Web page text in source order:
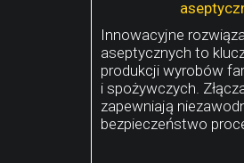
Innowacyjne
aseptycznych to
produkcji wyrobów
i spożywczych.
zapewniają
bezpieczeństwo